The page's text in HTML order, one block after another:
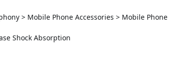
> Mobile Phone Accessories > Mobile Phone
Shock Absorption